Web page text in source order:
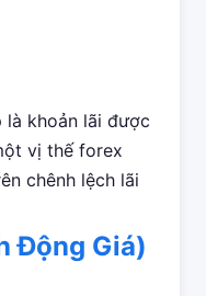
là khoản lãi được
vị thế forex
chênh lệch lãi
Động Giá)